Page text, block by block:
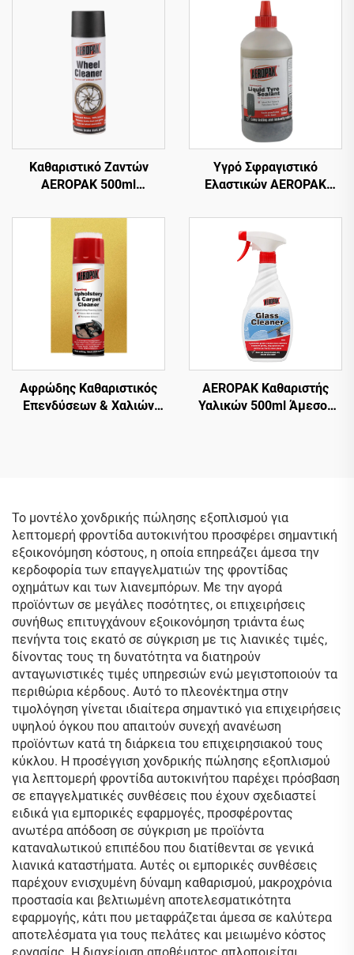
Καθαριστικό Ζαντών
AEROPAK 500ml
510g Καθαρισμός
Αυτοκινήτου για Ζάντες
Υγρό Σφραγιστικό
Ελαστικών AEROPAK
Ελαστικά – Απαιτείται
Χρήση με Αεροσυμπιεστή
Αφρώδης Καθαριστικός
Επενδύσεων & Χαλιών
AEROPAK Καθαριστής
Υαλικών 500ml Άμεσος
Το μοντέλο χονδρικής πώλησης εξοπλισμού για
λεπτομερή φροντίδα αυτοκινήτου προσφέρει σημαντική
εξοικονόμηση κόστους, η οποία επηρεάζει άμεσα την
κερδοφορία των επαγγελματιών της φροντίδας
οχημάτων και των λιανεμπόρων. Με την αγορά
προϊόντων σε μεγάλες ποσότητες, οι επιχειρήσεις
συνήθως επιτυγχάνουν εξοικονόμηση τριάντα έως
πενήντα τοις εκατό σε σύγκριση με τις λιανικές τιμές,
δίνοντας τους τη δυνατότητα να διατηρούν
ανταγωνιστικές τιμές υπηρεσιών ενώ μεγιστοποιούν τα
περιθώρια κέρδους. Αυτό το πλεονέκτημα στην
τιμολόγηση γίνεται ιδιαίτερα σημαντικό για επιχειρήσεις
υψηλού όγκου που απαιτούν συνεχή ανανέωση
προϊόντων κατά τη διάρκεια του επιχειρησιακού τους
κύκλου. Η προσέγγιση χονδρικής πώλησης εξοπλισμού
για λεπτομερή φροντίδα αυτοκινήτου παρέχει πρόσβαση
σε επαγγελματικές συνθέσεις που έχουν σχεδιαστεί
ειδικά για εμπορικές εφαρμογές, προσφέροντας
ανωτέρα απόδοση σε σύγκριση με προϊόντα
καταναλωτικού επιπέδου που διατίθενται σε γενικά
λιανικά καταστήματα. Αυτές οι εμπορικές συνθέσεις
παρέχουν ενισχυμένη δύναμη καθαρισμού, μακροχρόνια
προστασία και βελτιωμένη αποτελεσματικότητα
εφαρμογής, κάτι που μεταφράζεται άμεσα σε καλύτερα
αποτελέσματα για τους πελάτες και μειωμένο κόστος